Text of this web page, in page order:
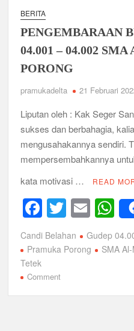
dan
Pelantikan
di
Candi
BERITA
PENGEMBARAAN
04.001 – 04.002
PORONG
pramukadelta 21 Februari
Liputan oleh : Kak Seger
sukses dan berbahagia,
mengusahakannya sendiri.
mempersembahkannya
kata motivasi …
READ
F
a
c
b
o
T
wi
tt
E
m
ail
W
h
at
p
Candi Belahan Gudep
Pramuka Porong
SMA
Tetek
Commenton